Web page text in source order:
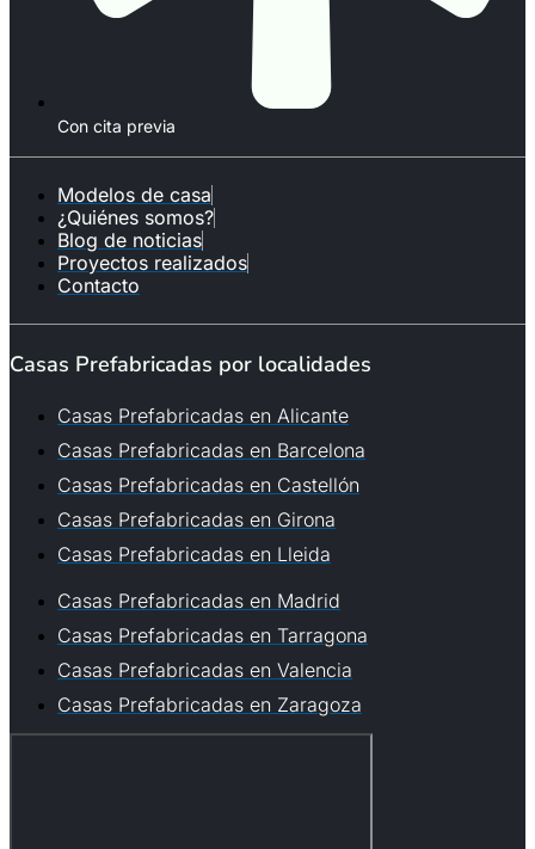
Con cita previa
Modelos de casa
¿Quiénes somos?
Blog de noticias
Proyectos realizados
Contacto
Casas Prefabricadas por localidades
Casas Prefabricadas en Alicante
Casas Prefabricadas en Barcelona
Casas Prefabricadas en Castellón
Casas Prefabricadas en Girona
Casas Prefabricadas en Lleida
Casas Prefabricadas en Madrid
Casas Prefabricadas en Tarragona
Casas Prefabricadas en Valencia
Casas Prefabricadas en Zaragoza